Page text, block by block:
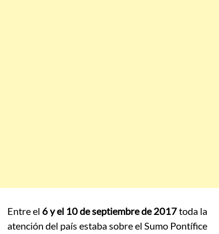
Entre el 6 y el 10 de septiembre de 2017toda la
atención del país estaba sobre el Sumo Pontífice